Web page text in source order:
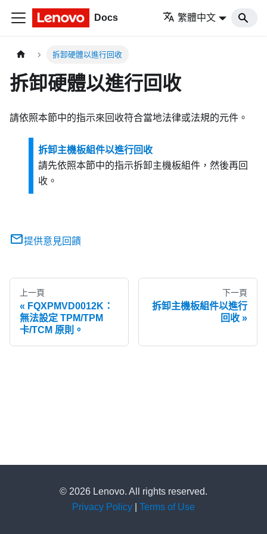
Docs 繁體中文
拆卸硬體以進行回收
拆卸硬體以進行回收
請依照本節中的指示來回收符合當地法律或法規的元件。
拆卸主機板組件以進行回收
請先依照本節中的指示拆卸主機板組件，然後再回
收。
提供意見回饋
上一頁
FQXPMVD0012K：
無法設定 TPM/TPM
卡/TCM 原則。
下一頁
拆卸主機板組件以進行
回收
© 2026 Lenovo. All rights reserved.
Privacy Policy
Terms of Use